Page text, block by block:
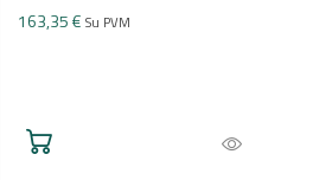
163,35 € Su PVM